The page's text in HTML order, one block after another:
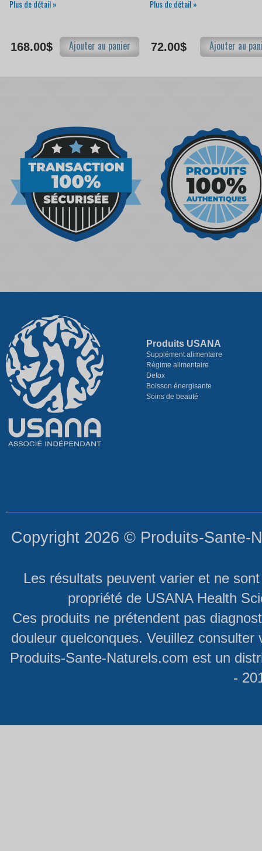
Plus de détail »
168.00$ Ajouter au panier
Plus de détail »
72.00$ Ajouter au
Produits USANA
Supplément alimentaire
Régime alimentaire
Detox
Boisson énergisante
Soins de beauté
Copyright 2026 © Produits-Sante-
Les résultats peuvent varier et ne
propriété de USANA Health
Ces produits ne prétendent pas
douleur quelconques. Veuillez
Produits-Sante-Naturels.com est un
-